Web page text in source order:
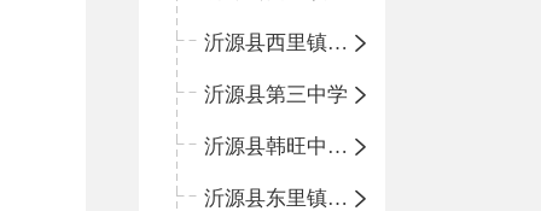
沂源县西里镇团圆小学
沂源县第三中学
沂源县韩旺中心学校
沂源县东里镇中心小学